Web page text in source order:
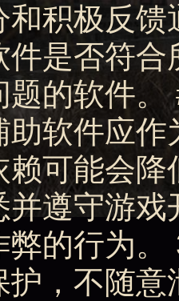
和积极反
件是否符
题的软件
助软件应
赖可能会
并遵守游
弊的行为
护，不随